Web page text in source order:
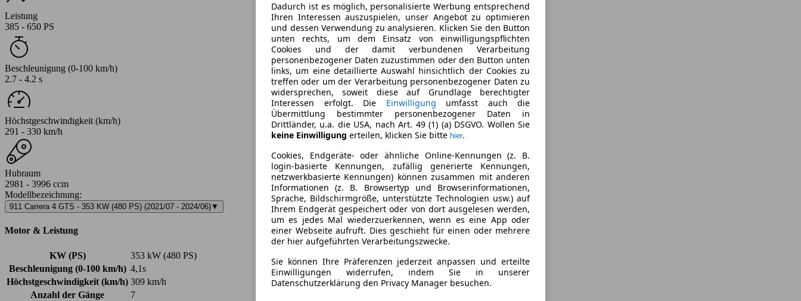
Leistung
385 - 650 PS
Beschleunigung (0-100 km/h)
2.7 - 4.2 s
Höchstgeschwindigkeit (km/h)
291 - 330 km/h
Hubraum
2981 - 3996 ccm
Modellbezeichnung:
911 Carrera 4 GTS - 353 KW (480 PS) (2021/07 - 2024/06)▼
Motor & Leistung
KW (PS)
353 kW (480 PS)
Beschleunigung (0-100 km/h) 4,1s
Höchstgeschwindigkeit (km/h) 309 km/h
Anzahl der Gänge
7
Dadurch ist es möglich, personalisierte Werbung entsprechend
Ihren Interessen auszuspielen, unser Angebot zu optimieren
und dessen Verwendung zu analysieren. Klicken Sie den Button
unten rechts, um dem Einsatz von einwilligungspflichten
Cookies und der damit verbundenen Verarbeitung
personenbezogener Daten zuzustimmen oder den Button unten
links, um eine detaillierte Auswahl hinsichtlich der Cookies zu
treffen oder um der Verarbeitung personenbezogener Daten zu
widersprechen, soweit diese auf Grundlage berechtigter
Interessen erfolgt. Die Einwilligung umfasst auch die
Übermittlung bestimmter personenbezogener Daten in
Drittländer, u.a. die USA, nach Art. 49 (1) (a) DSGVO. Wollen Sie
keine Einwilligung erteilen, klicken Sie bitte hier.
Cookies, Endgeräte- oder ähnliche Online-Kennungen (z. B.
login-basierte Kennungen, zufällig generierte Kennungen,
netzwerkbasierte Kennungen) können zusammen mit anderen
Informationen (z. B. Browsertyp und Browserinformationen,
Sprache, Bildschirmgröße, unterstützte Technologien usw.) auf
Ihrem Endgerät gespeichert oder von dort ausgelesen werden,
um es jedes Mal wiederzuerkennen, wenn es eine App oder
einer Webseite aufruft. Dies geschieht für einen oder mehrere
der hier aufgeführten Verarbeitungszwecke.
Sie können Ihre Präferenzen jederzeit anpassen und erteilte
Einwilligungen widerrufen, indem Sie in unserer
Datenschutzerklärung den Privacy Manager besuchen.